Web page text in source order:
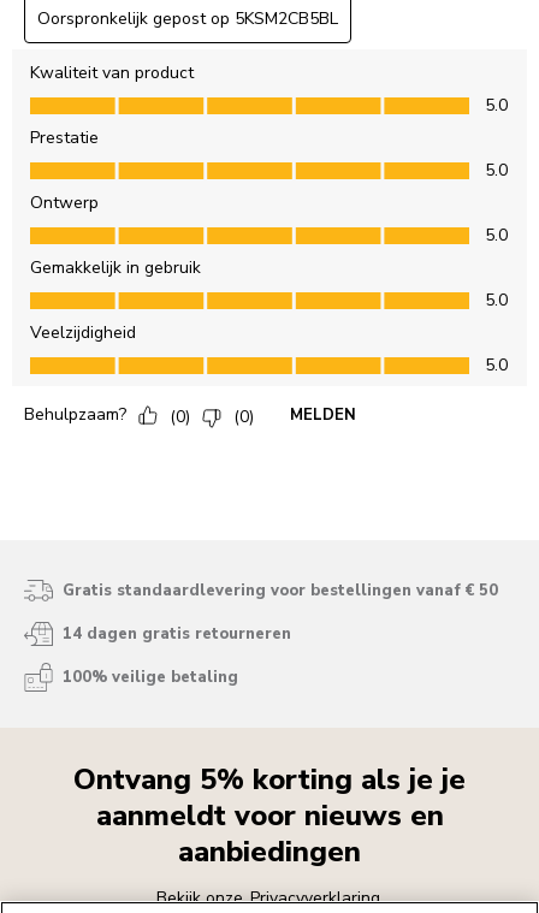
Gratis standaardlevering voor bestellingen vanaf € 50
14 dagen gratis retourneren
100% veilige betaling
Ontvang 5% korting als je je
aanmeldt voor nieuws en
aanbiedingen
Bekijk onzePrivacyverklaring